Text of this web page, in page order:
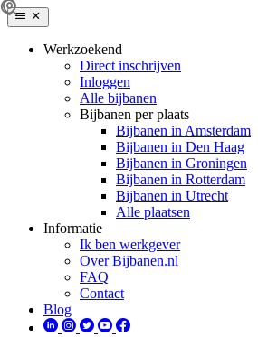
Werkzoekend
Direct inschrijven
Inloggen
Alle bijbanen
Bijbanen per plaats
Bijbanen in Amsterdam
Bijbanen in Den Haag
Bijbanen in Groningen
Bijbanen in Rotterdam
Bijbanen in Utrecht
Alle plaatsen
Informatie
Ik ben werkgever
Over Bijbanen.nl
FAQ
Contact
Blog